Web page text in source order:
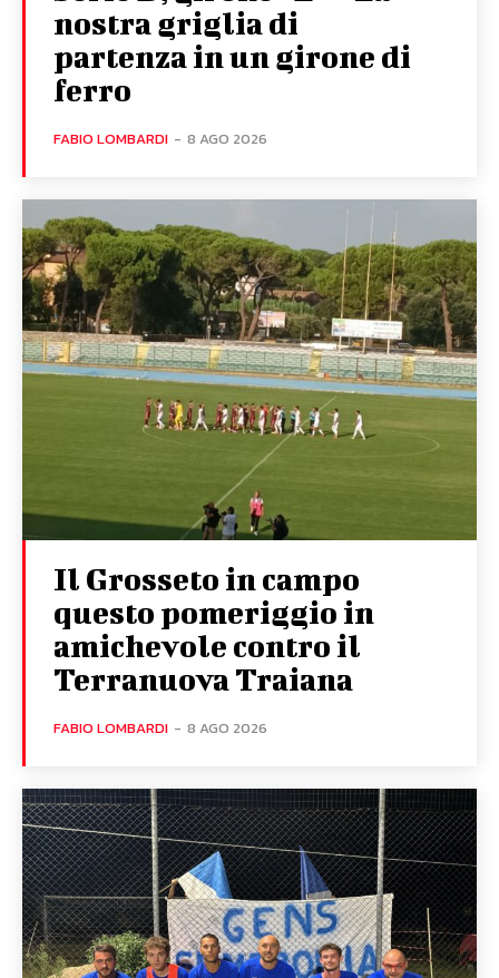
nostra griglia di
partenza in un girone di
ferro
FABIO LOMBARDI - 8 AGO 2026
Il Grosseto in campo
questo pomeriggio in
amichevole contro il
Terranuova Traiana
FABIO LOMBARDI - 8 AGO 2026